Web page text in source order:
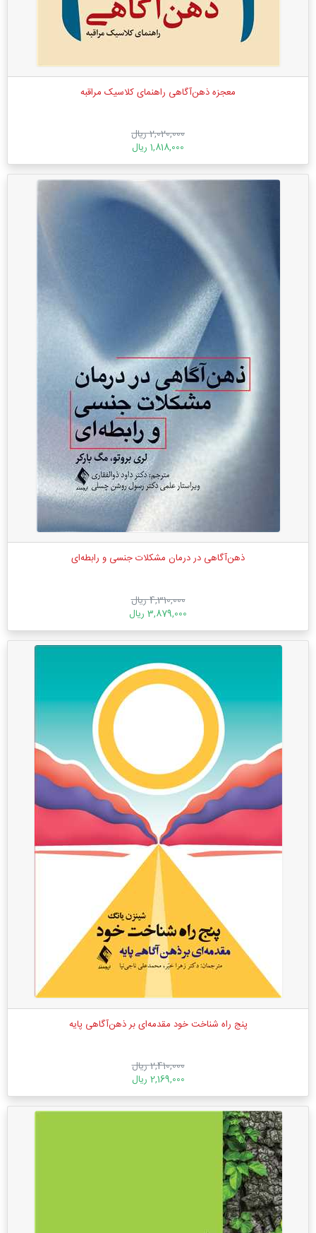
معجزه ذهن‌آگاهی راهنمای کلاسیک مراقبه
2,020,000 ریال
1,818,000 ریال
ذهن‌آگاهی در درمان مشکلات جنسی و رابطه‌ای
4,310,000 ریال
3,879,000 ریال
پنج راه شناخت خود مقدمه‌ای بر ذهن‌آگاهی پایه
2,410,000 ریال
2,169,000 ریال